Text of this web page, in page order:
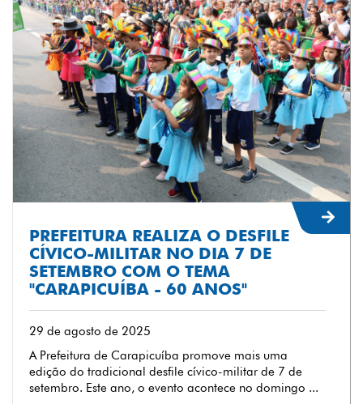
PREFEITURA REALIZA O DESFILE
CÍVICO-MILITAR NO DIA 7 DE
SETEMBRO COM O TEMA
"CARAPICUÍBA - 60 ANOS"
29 de agosto de 2025
A Prefeitura de Carapicuíba promove mais uma
edição do tradicional desfile cívico-militar de 7 de
setembro. Este ano, o evento acontece no domingo ...